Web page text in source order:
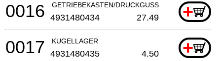
GETRIEBEKASTEN/DRUCKGUSS +
0016 4931480434 27.49
KUGELLAGER +
0017 4931480435 4.50